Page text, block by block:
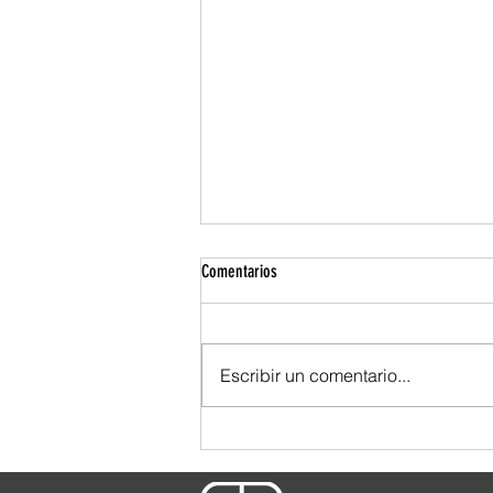
Comentarios
Escribir un comentario...